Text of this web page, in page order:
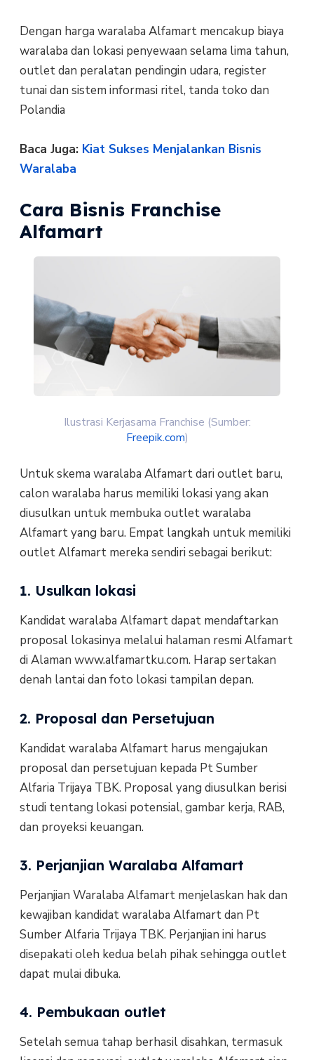
Dengan harga waralaba Alfamart mencakup biaya
waralaba dan lokasi penyewaan selama lima tahun,
outlet dan peralatan pendingin udara, register
tunai dan sistem informasi ritel, tanda toko dan
Polandia
Baca Juga: Kiat Sukses Menjalankan Bisnis
Waralaba
Cara Bisnis Franchise
Alfamart
Ilustrasi Kerjasama Franchise (Sumber:
Freepik.com)
Untuk skema waralaba Alfamart dari outlet baru,
calon waralaba harus memiliki lokasi yang akan
diusulkan untuk membuka outlet waralaba
Alfamart yang baru. Empat langkah untuk memiliki
outlet Alfamart mereka sendiri sebagai berikut:
1. Usulkan lokasi
Kandidat waralaba Alfamart dapat mendaftarkan
proposal lokasinya melalui halaman resmi Alfamart
di Alaman www.alfamartku.com. Harap sertakan
denah lantai dan foto lokasi tampilan depan.
2. Proposal dan Persetujuan
Kandidat waralaba Alfamart harus mengajukan
proposal dan persetujuan kepada Pt Sumber
Alfaria Trijaya TBK. Proposal yang diusulkan berisi
studi tentang lokasi potensial, gambar kerja, RAB,
dan proyeksi keuangan.
3. Perjanjian Waralaba Alfamart
Perjanjian Waralaba Alfamart menjelaskan hak dan
kewajiban kandidat waralaba Alfamart dan Pt
Sumber Alfaria Trijaya TBK. Perjanjian ini harus
disepakati oleh kedua belah pihak sehingga outlet
dapat mulai dibuka.
4. Pembukaan outlet
Setelah semua tahap berhasil disahkan, termasuk